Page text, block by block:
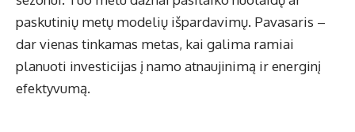
paskutinių metų modelių išpardavimų. Pavasaris –
dar vienas tinkamas metas, kai galima ramiai
planuoti investicijas į namo atnaujinimą ir energinį
efektyvumą.